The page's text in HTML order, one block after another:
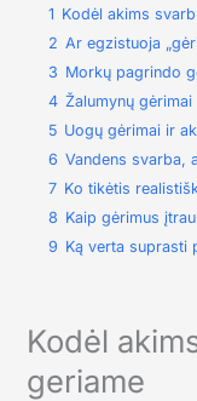
1 Kodėl akims
2 Ar egzistuoja
3 Morkų pagrindo
4 Žalumynų gėrimai
5 Uogų gėrimai ir
6 Vandens svarba,
7 Ko tikėtis
8 Kaip gėrimus
9 Ką verta suprasti
Kodėl
geriame